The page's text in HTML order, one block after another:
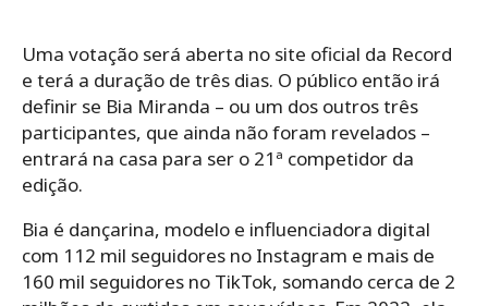
Uma votação será aberta no site oficial da Record
e terá a duração de três dias. O público então irá
definir se Bia Miranda – ou um dos outros três
participantes, que ainda não foram revelados –
entrará na casa para ser o 21ª competidor da
edição.
Bia é dançarina, modelo e influenciadora digital
com 112 mil seguidores no Instagram e mais de
160 mil seguidores no TikTok, somando cerca de 2